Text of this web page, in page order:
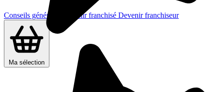
Conseils généraux Devenir franchisé Devenir franchiseur
Ma sélection